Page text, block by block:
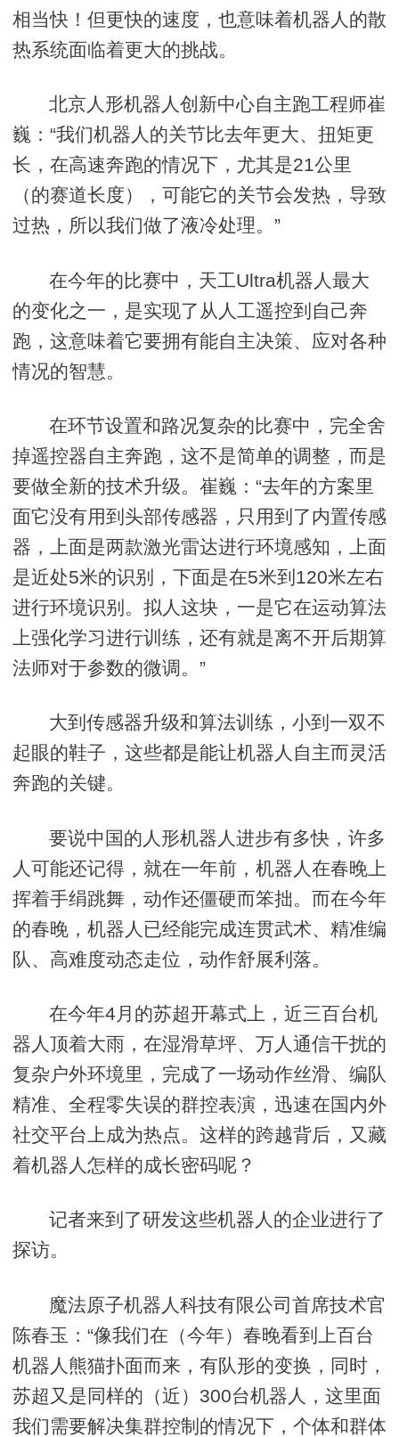
相当快！但更快的速度，也意味着机器人的散
热系统面临着更大的挑战。
北京人形机器人创新中心自主跑工程师崔
巍：“我们机器人的关节比去年更大、扭矩更
长，在高速奔跑的情况下，尤其是21公里
（的赛道长度），可能它的关节会发热，导致
过热，所以我们做了液冷处理。”
在今年的比赛中，天工Ultra机器人最大
的变化之一，是实现了从人工遥控到自己奔
跑，这意味着它要拥有能自主决策、应对各种
情况的智慧。
在环节设置和路况复杂的比赛中，完全舍
掉遥控器自主奔跑，这不是简单的调整，而是
要做全新的技术升级。 崔巍：“去年的方案里
面它没有用到头部传感器，只用到了内置传感
器，上面是两款激光雷达进行环境感知，上面
是近处5米的识别，下面是在5米到120米左右
进行环境识别。拟人这块，一是它在运动算法
上强化学习进行训练，还有就是离不开后期算
法师对于参数的微调。”
大到传感器升级和算法训练，小到一双不
起眼的鞋子，这些都是能让机器人自主而灵活
奔跑的关键。
要说中国的人形机器人进步有多快，许多
人可能还记得，就在一年前，机器人在春晚上
挥着手绢跳舞，动作还僵硬而笨拙。而在今年
的春晚，机器人已经能完成连贯武术、精准编
队、高难度动态走位，动作舒展利落。
在今年4月的苏超开幕式上，近三百台机
器人顶着大雨，在湿滑草坪、万人通信干扰的
复杂户外环境里，完成了一场动作丝滑、编队
精准、全程零失误的群控表演，迅速在国内外
社交平台上成为热点。这样的跨越背后，又藏
着机器人怎样的成长密码呢？
记者来到了研发这些机器人的企业进行了
探访。
魔法原子机器人科技有限公司首席技术官
陈春玉：“像我们在（今年）春晚看到上百台
机器人熊猫扑面而来，有队形的变换，同时，
苏超又是同样的（近）300台机器人，这里面
我们需要解决集群控制的情况下，个体和群体